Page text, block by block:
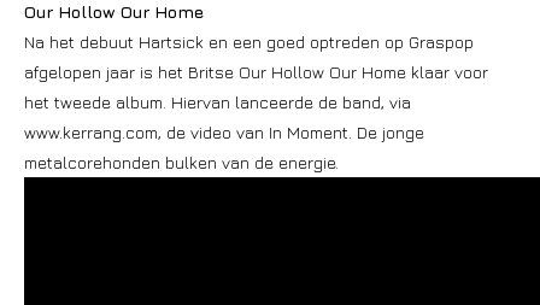
Our Hollow Our Home
Na het debuut Hartsick en een goed optreden op Graspop
afgelopen jaar is het Britse Our Hollow Our Home klaar voor
het tweede album. Hiervan lanceerde de band, via
www.kerrang.com, de video van In Moment. De jonge
metalcorehonden bulken van de energie.